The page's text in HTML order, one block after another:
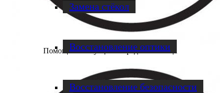
Замена стёкол
Восстановление оптики
Восстановление безопасности
Помощь в эвакуации в пределах кольца